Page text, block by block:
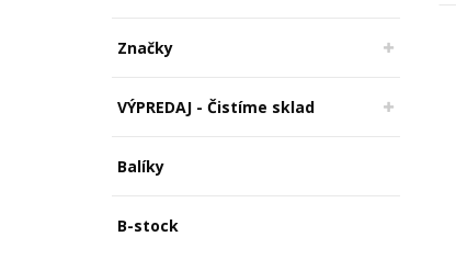
Značky
VÝPREDAJ - Čistíme sklad
Balíky
B-stock